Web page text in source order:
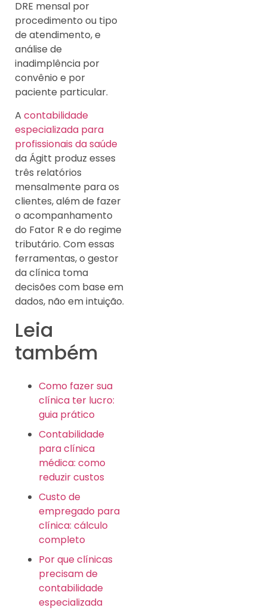
DRE mensal por
procedimento ou tipo
de atendimento, e
análise de
inadimplência por
convênio e por
paciente particular.
A contabilidade
especializada para
profissionais da saúde
da Ágitt produz esses
três relatórios
mensalmente para os
clientes, além de fazer
o acompanhamento
do Fator R e do regime
tributário. Com essas
ferramentas, o gestor
da clínica toma
decisões com base em
dados, não em intuição.
Leia
também
Como fazer sua
clínica ter lucro:
guia prático
Contabilidade
para clínica
médica: como
reduzir custos
Custo de
empregado para
clínica: cálculo
completo
Por que clínicas
precisam de
contabilidade
especializada